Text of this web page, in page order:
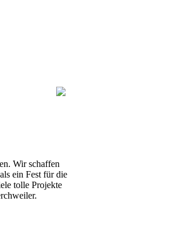
Wir schaffen
ein Fest für die
tolle Projekte